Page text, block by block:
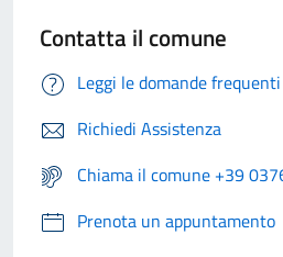
Contatta il comune
Leggi le domande frequenti
Richiedi Assistenza
Chiama il comune +39
Prenota un appuntamento